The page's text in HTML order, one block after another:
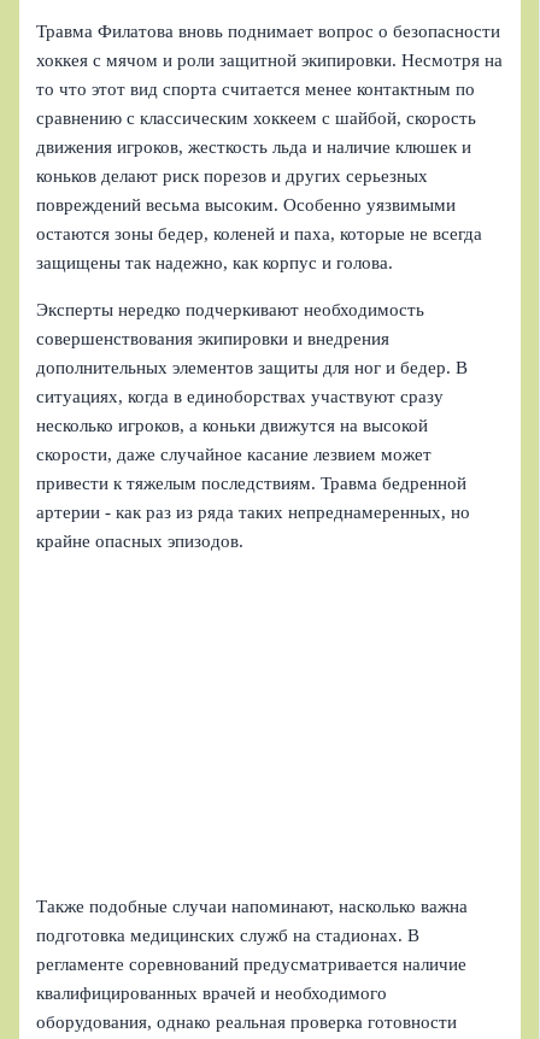
Травма Филатова вновь поднимает вопрос о безопасности
хоккея с мячом и роли защитной экипировки. Несмотря на
то что этот вид спорта считается менее контактным по
сравнению с классическим хоккеем с шайбой, скорость
движения игроков, жесткость льда и наличие клюшек и
коньков делают риск порезов и других серьезных
повреждений весьма высоким. Особенно уязвимыми
остаются зоны бедер, коленей и паха, которые не всегда
защищены так надежно, как корпус и голова.
Эксперты нередко подчеркивают необходимость
совершенствования экипировки и внедрения
дополнительных элементов защиты для ног и бедер. В
ситуациях, когда в единоборствах участвуют сразу
несколько игроков, а коньки движутся на высокой
скорости, даже случайное касание лезвием может
привести к тяжелым последствиям. Травма бедренной
артерии - как раз из ряда таких непреднамеренных, но
крайне опасных эпизодов.
Также подобные случаи напоминают, насколько важна
подготовка медицинских служб на стадионах. В
регламенте соревнований предусматривается наличие
квалифицированных врачей и необходимого
оборудования, однако реальная проверка готовности